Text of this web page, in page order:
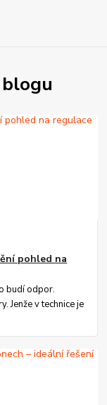
pohled na
budí odpor.
Jenže v technice je